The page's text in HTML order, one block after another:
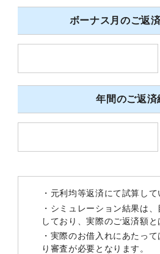
ボーナス月のご返
年間のご返済
・元利均等返済にて試算して
・シミュレーション結果は
しており、実際のご返済額と
・実際のお借入れにあたっ
り審査が必要となります。